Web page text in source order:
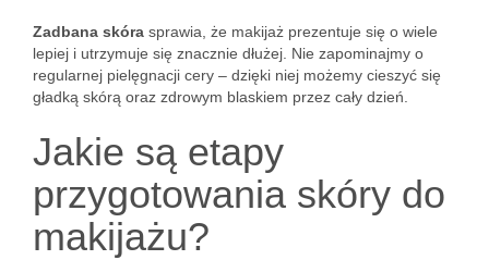
Zadbana skóra sprawia, że makijaż prezentuje się o wiele
lepiej i utrzymuje się znacznie dłużej. Nie zapominajmy o
regularnej pielęgnacji cery – dzięki niej możemy cieszyć się
gładką skórą oraz zdrowym blaskiem przez cały dzień.
Jakie są etapy
przygotowania skóry do
makijażu?